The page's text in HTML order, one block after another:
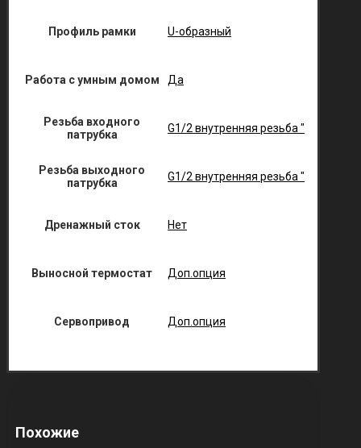
Профиль рамки U-образный
Работа с умным домом Да
Резьба входного
патрубка
G1/2 внутренняя резьба "
Резьба выходного
патрубка
G1/2 внутренняя резьба "
Дренажный сток Нет
Выносной термостат Доп.опция
Сервопривод Доп.опция
Похожие